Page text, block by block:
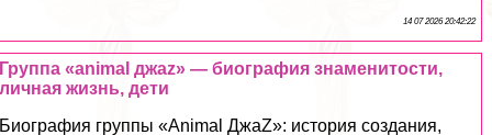
14 07 2026 20:42:22
Группа «animal джаz» — биография знаменитости,
личная жизнь, дети
Биография группы «Animal ДжаZ»: история создания,